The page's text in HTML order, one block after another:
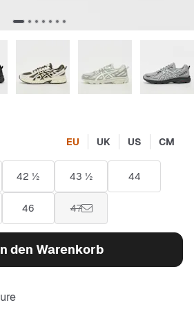
EU UK US CM
42 ½ 43 ½ 44
46 47
den Warenkorb